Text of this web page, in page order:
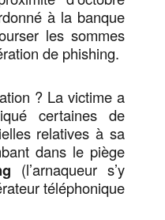
à la banque
les sommes
de phishing.
? La victime a
certaines de
relatives à sa
dans le piège
(l’arnaqueur s’y
téléphonique